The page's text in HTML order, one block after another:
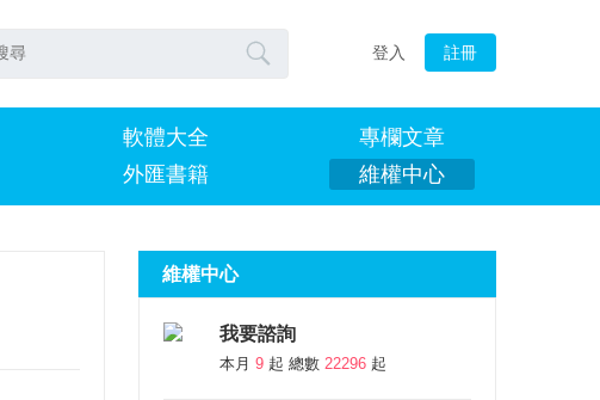
 登入 註冊
軟體大全
外匯書籍
專欄文章
維權中心
維權中心
我要諮詢
本月 9 起 總數 22296 起